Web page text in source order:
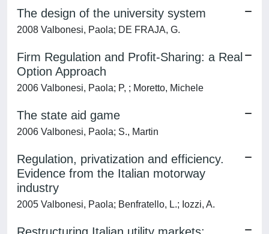
The design of the university system
2008 Valbonesi, Paola; DE FRAJA, G.
Firm Regulation and Profit-Sharing: a Real
Option Approach
2006 Valbonesi, Paola; P, ; Moretto, Michele
The state aid game
2006 Valbonesi, Paola; S., Martin
Regulation, privatization and efficiency.
Evidence from the Italian motorway
industry
2005 Valbonesi, Paola; Benfratello, L.; Iozzi, A.